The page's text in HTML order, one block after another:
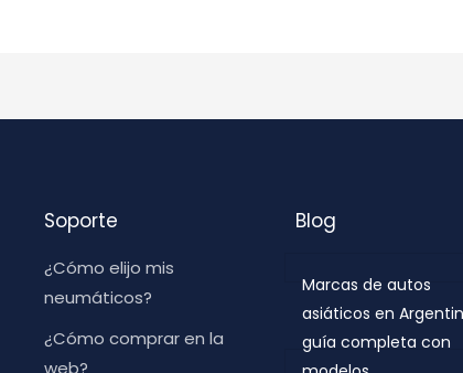
Soporte
¿Cómo elijo mis
neumáticos?
¿Cómo comprar en la
web?
Blog
Marcas de autos
asiáticos en
guía completa con